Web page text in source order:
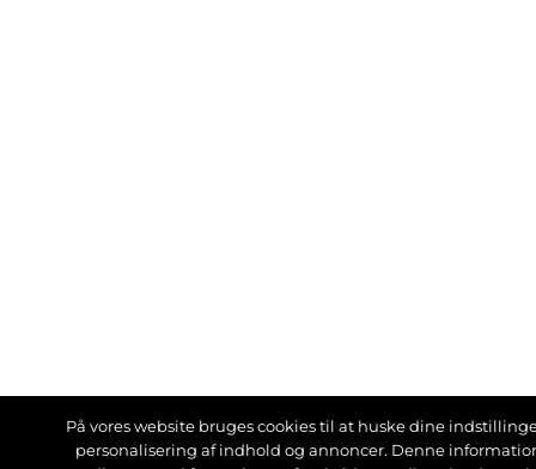
På vores website bruges cookies til at huske dine
personalisering af indhold og annoncer. Denne